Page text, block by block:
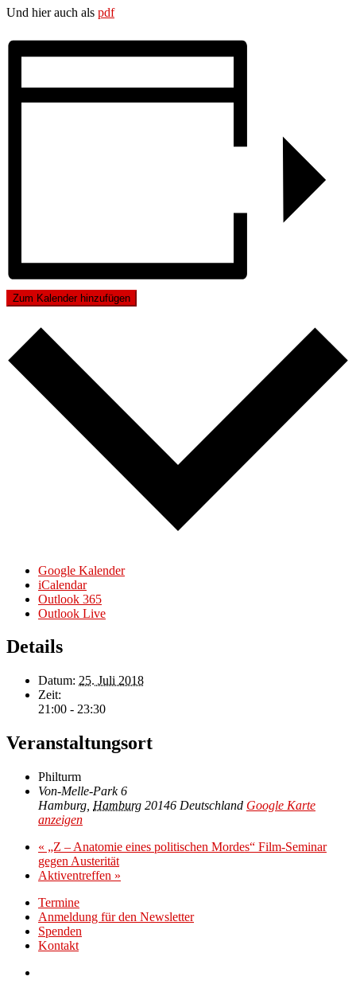
Und hier auch als pdf
Zum Kalender hinzufügen
Google Kalender
iCalendar
Outlook 365
Outlook Live
Details
Datum: 25. Juli 2018
Zeit:
21:00 - 23:30
Veranstaltungsort
Philturm
Von-Melle-Park 6
Hamburg Hamburg 20146 Deutschland Google Karte
anzeigen
« „Z – Anatomie eines politischen Mordes“ Film-Seminar
gegen Austerität
Aktiventreffen »
Termine
Anmeldung für den Newsletter
Spenden
Kontakt